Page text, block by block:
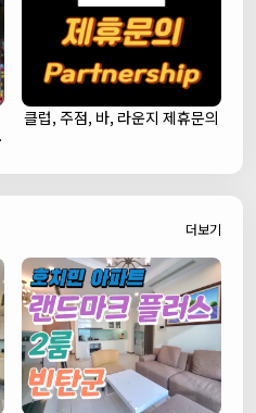
클럽, 주점, 바, 라운지 제휴문의
더보기